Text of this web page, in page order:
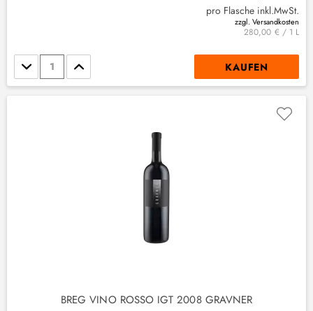
pro Flasche inkl.MwSt.
zzgl. Versandkosten
280,00 € / 1 L
Stückzahl KAUFEN
BREG VINO ROSSO IGT 2008 GRAVNER